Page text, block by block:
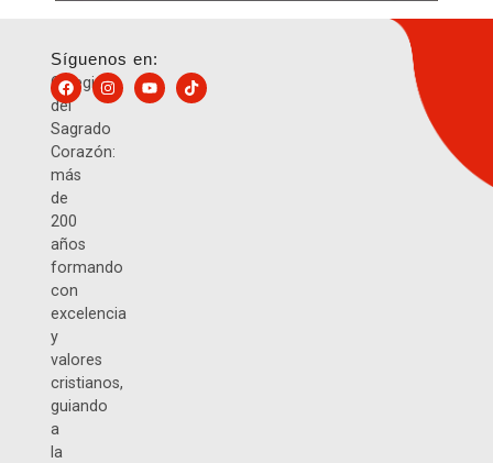
Colegio
del
Sagrado
Corazón:
más
de
200
años
formando
con
excelencia
y
valores
cristianos,
guiando
a
la
Síguenos en: